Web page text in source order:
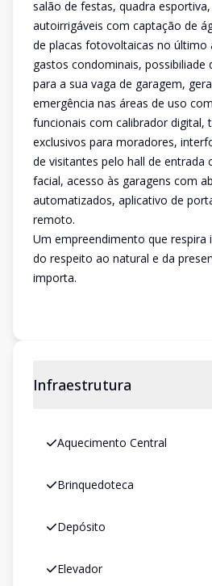
salão de festas, quadra
autoirrigáveis com captação de
de placas fotovoltaicas no último
gastos condominais, possibiliade
para a sua vaga de garagem,
emergência nas áreas de uso
funcionais com calibrador digital,
exclusivos para moradores,
de visitantes pelo hall de entrada
facial, acesso às garagens com
automatizados, aplicativo de
remoto.
Um empreendimento que respira
do respeito ao natural e da
importa.
Infraestrutura
Aquecimento Central
Brinquedoteca
Depósito
Elevador